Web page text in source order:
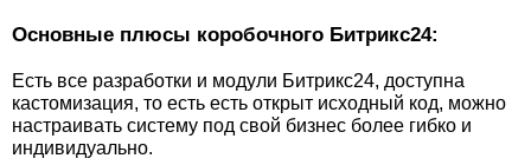
Основные плюсы коробочного Битрикс24:
Есть все разработки и модули Битрикс24, доступна
кастомизация, то есть есть открыт исходный код, можно
настраивать систему под свой бизнес более гибко и
индивидуально.